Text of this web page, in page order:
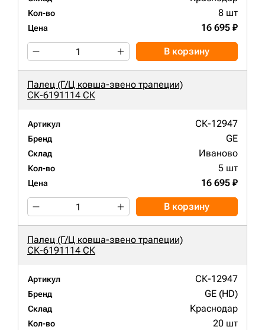
Кол-во 8 шт
Цена 16 695 ₽
В корзину
Палец (Г/Ц ковша-звено трапеции)
СК-6191114 СК
Артикул СК-12947
Бренд GE
Склад Иваново
Кол-во 5 шт
Цена 16 695 ₽
В корзину
Палец (Г/Ц ковша-звено трапеции)
СК-6191114 СК
Артикул СК-12947
Бренд GE (HD)
Склад Краснодар
Кол-во 20 шт